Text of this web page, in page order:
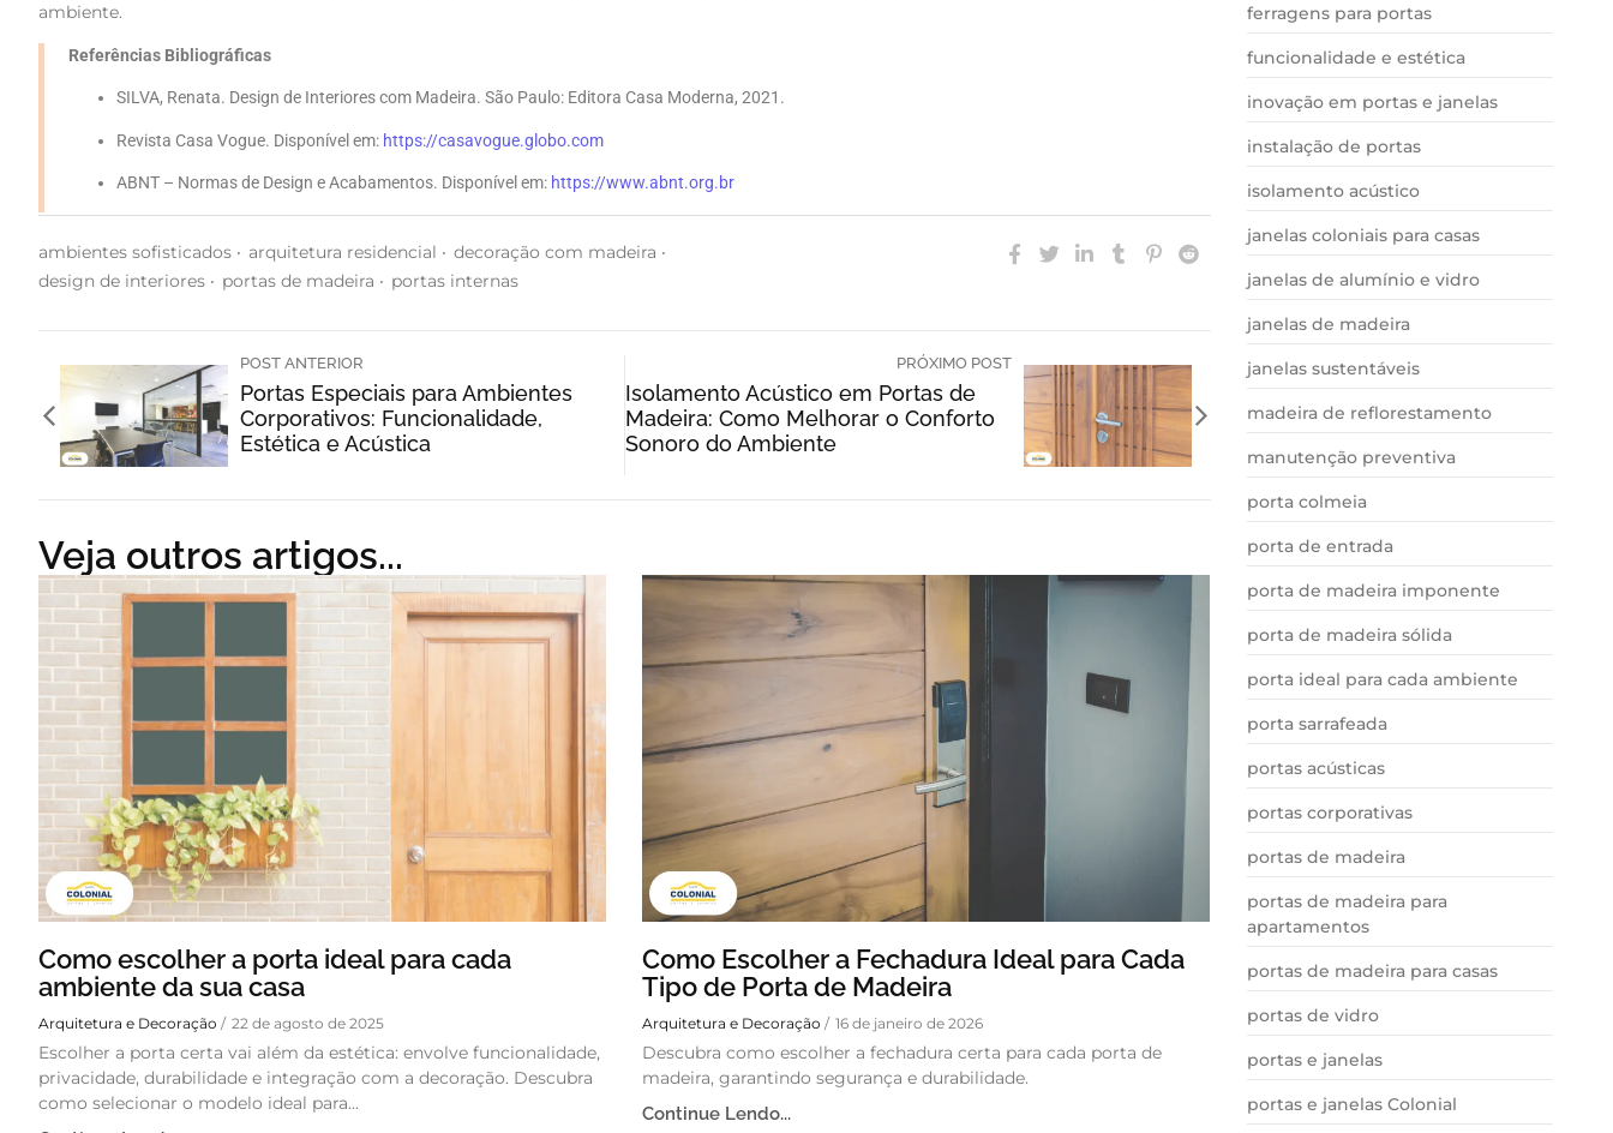
ambiente.
Referências Bibliográficas
SILVA, Renata. Design de Interiores com Madeira. São Paulo: Editora Casa Moderna, 2021.
Revista Casa Vogue. Disponível em: https://casavogue.globo.com
ABNT – Normas de Design e Acabamentos. Disponível em: https://www.abnt.org.br
ambientes sofisticados ‧ arquitetura residencial ‧ decoração com madeira ‧
design de interiores ‧ portas de madeira ‧ portas internas
POST ANTERIOR
Portas Especiais para Ambientes
Corporativos: Funcionalidade,
Estética e Acústica
PRÓXIMO POST
Isolamento Acústico em Portas de
Madeira: Como Melhorar o Conforto
Sonoro do Ambiente
Veja outros artigos...
Como escolher a porta ideal para cada
ambiente da sua casa
Arquitetura e Decoração / 22 de agosto de 2025
Escolher a porta certa vai além da estética: envolve funcionalidade,
privacidade, durabilidade e integração com a decoração. Descubra
como selecionar o modelo ideal para...
Como Escolher a Fechadura Ideal para Cada
Tipo de Porta de Madeira
Arquitetura e Decoração / 16 de janeiro de 2026
Descubra como escolher a fechadura certa para cada porta de
madeira, garantindo segurança e durabilidade.
Continue Lendo...
ferragens para portas
funcionalidade e estética
inovação em portas e janelas
instalação de portas
isolamento acústico
janelas coloniais para casas
janelas de alumínio e vidro
janelas de madeira
janelas sustentáveis
madeira de reflorestamento
manutenção preventiva
porta colmeia
porta de entrada
porta de madeira imponente
porta de madeira sólida
porta ideal para cada ambiente
porta sarrafeada
portas acústicas
portas corporativas
portas de madeira
portas de madeira para
apartamentos
portas de madeira para casas
portas de vidro
portas e janelas
portas e janelas Colonial